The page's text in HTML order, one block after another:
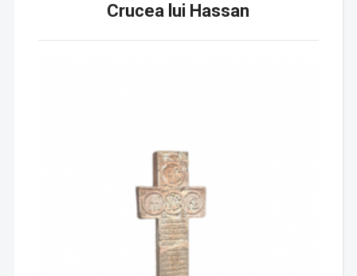
Crucea lui Hassan